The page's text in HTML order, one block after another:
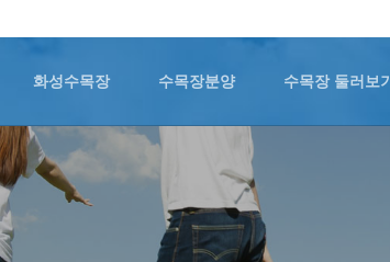
화성수목장 수목장분양 수목장 둘러보기